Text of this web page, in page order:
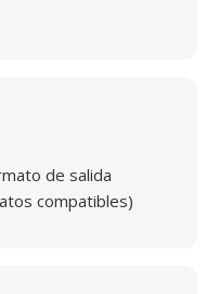
de salida
compatibles)